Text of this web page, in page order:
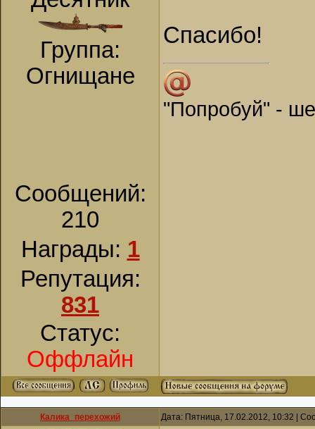
Группа:
Огнищане
Сообщений:
210
Награды: 1
Репутация:
831
Статус:
Оффлайн
Спасибо!
"Попробуй" -
Калика_перехожий Дата: Пятница, 17.02.2012, 10:32 |